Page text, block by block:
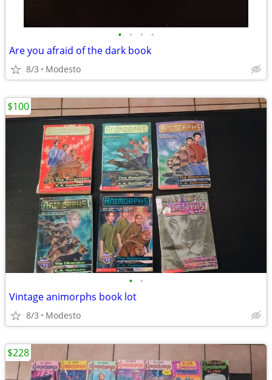
• • • •
Are you afraid of the dark book
8/3 Modesto
• •
Vintage animorphs book lot
8/3 Modesto
$100
$228